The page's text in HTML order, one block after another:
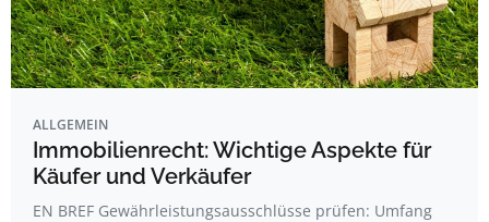
ALLGEMEIN
Immobilienrecht: Wichtige Aspekte für
Käufer und Verkäufer
EN BREF Gewährleistungsausschlüsse prüfen: Umfang